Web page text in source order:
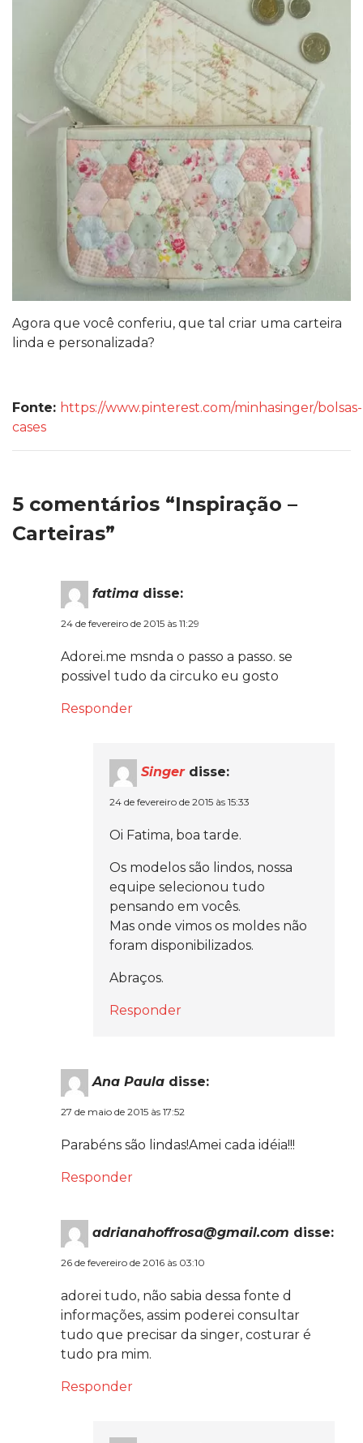
Agora que você conferiu, que tal criar uma carteira
linda e personalizada?
Fonte: https://www.pinterest.com/minhasinger/bolsas-
cases
5 comentários “Inspiração –
Carteiras”
fatima disse:
24 de fevereiro de 2015 às 11:29
Adorei.me msnda o passo a passo. se
possivel tudo da circuko eu gosto
Responder
Singer disse:
24 de fevereiro de 2015 às 15:33
Oi Fatima, boa tarde.
Os modelos são lindos, nossa
equipe selecionou tudo
pensando em vocês.
Mas onde vimos os moldes não
foram disponibilizados.
Abraços.
Responder
Ana Paula disse:
27 de maio de 2015 às 17:52
Parabéns são lindas!Amei cada idéia!!!
Responder
adrianahoffrosa@gmail.com disse:
26 de fevereiro de 2016 às 03:10
adorei tudo, não sabia dessa fonte d
informações, assim poderei consultar
tudo que precisar da singer, costurar é
tudo pra mim.
Responder